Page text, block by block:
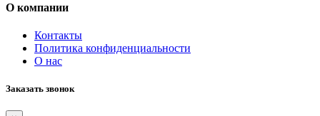
О компании
Контакты
Политика конфиденциальности
О нас
Заказать звонок